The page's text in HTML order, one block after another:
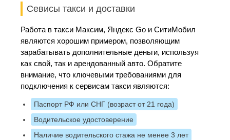
Севисы такси и доставки
Работа в такси Максим, Яндекс Go и СитиМобил
являются хорошим примером, позволяющим
зарабатывать дополнительные деньги, используя
как свой, так и арендованный авто. Обратите
внимание, что ключевыми требованиями для
подключения к сервисам такси являются:
Паспорт РФ или СНГ (возраст от 21 года)
Водительское удостоверение
Наличие водительского стажа не менее 3 лет